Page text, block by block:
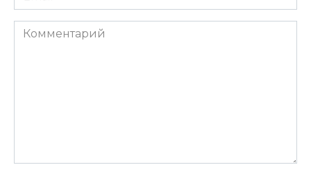
*
Комментарий